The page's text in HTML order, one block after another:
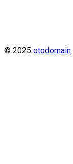
© 2025 otodomain